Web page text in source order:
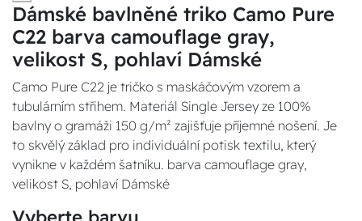
Dámské bavlněné triko Camo Pure
C22 barva camouflage gray,
velikost S, pohlaví Dámské
Camo Pure C22 je tričko s maskáčovým vzorem a
tubulárním střihem. Materiál Single Jersey ze 100%
bavlny o gramáži 150 g/m² zajišťuje příjemné nošení. Je
to skvělý základ pro individuální potisk textilu, který
vynikne v každém šatníku. barva camouflage gray,
velikost S, pohlaví Dámské